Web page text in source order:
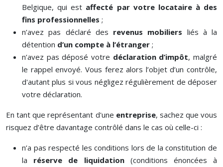
Belgique, qui est affecté par votre locataire à des
fins professionnelles ;
n’avez pas déclaré des revenus mobiliers liés à la
détention d’un compte à l’étranger ;
n’avez pas déposé votre déclaration d’impôt, malgré
le rappel envoyé. Vous ferez alors l’objet d’un contrôle,
d'autant plus si vous négligez régulièrement de déposer
votre déclaration.
En tant que représentant d'une entreprise, sachez que vous
risquez d’être davantage contrôlé dans le cas où celle-ci :
n’a pas respecté les conditions lors de la constitution de
la réserve de liquidation(conditions énoncées à